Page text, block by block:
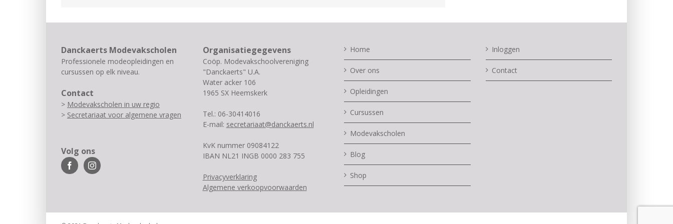
Danckaerts Modevakscholen
Professionele modeopleidingen en
cursussen op elk niveau.
Contact
> Modevakscholen in uw regio
> Secretariaat voor algemene vragen
Volg ons
Organisatiegegevens
Coöp. Modevakschoolvereniging
"Danckaerts" U.A.
Water acker 106
1965 SX Heemskerk
Tel.: 06-30414016
E-mail: secretariaat@danckaerts.nl
KvK nummer 09084122
IBAN NL21 INGB 0000 283 755
Privacyverklaring
Algemene verkoopvoorwaarden
Home
Over ons
Opleidingen
Cursussen
Modevakscholen
Blog
Shop
Inloggen
Contact